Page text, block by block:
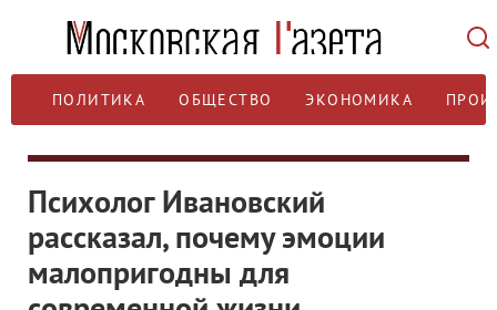
ПОЛИТИКА ОБЩЕСТВО ЭКОНОМИКА
Психолог Ивановский
рассказал, почему эмоции
малопригодны для